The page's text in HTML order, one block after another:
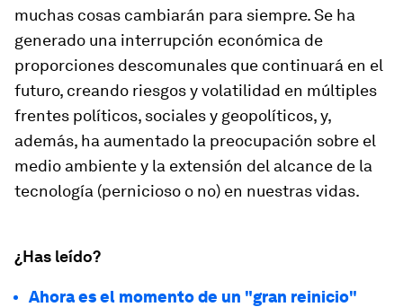
muchas cosas cambiarán para siempre. Se ha
generado una interrupción económica de
proporciones descomunales que continuará en el
futuro, creando riesgos y volatilidad en múltiples
frentes políticos, sociales y geopolíticos, y,
además, ha aumentado la preocupación sobre el
medio ambiente y la extensión del alcance de la
tecnología (pernicioso o no) en nuestras vidas.
¿Has leído?
Ahora es el momento de un "gran reinicio"